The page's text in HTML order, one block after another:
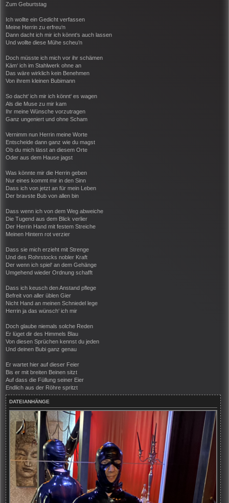
Zum Geburtstag
Ich wollte ein Gedicht verfassen
Meine Herrin zu erfreu‘n
Dann dacht ich mir ich könnt‘s auch lassen
Und wollte diese Mühe scheu’n
Doch müsste ich mich vor ihr schämen
Käm‘ ich im Stahlwerk ohne an
Das wäre wirklich kein Benehmen
Von ihrem kleinen Bubimann
So dacht‘ ich mir ich könnt‘ es wagen
Als die Muse zu mir kam
Ihr meine Wünsche vorzutragen
Ganz ungeniert und ohne Scham
Vernimm nun Herrin meine Worte
Entscheide dann ganz wie du magst
Ob du mich lässt an diesem Orte
Oder aus dem Hause jagst
Was könnte mir die Herrin geben
Nur eines kommt mir in den Sinn
Dass ich von jetzt an für mein Leben
Der bravste Bub von allen bin
Dass wenn ich von dem Weg abweiche
Die Tugend aus dem Blick verlier
Der Herrin Hand mit festem Streiche
Meinen Hintern rot verzier
Dass sie mich erzieht mit Strenge
Und des Rohrstocks nobler Kraft
Der wenn ich spiel‘ an dem Gehänge
Umgehend wieder Ordnung schafft
Dass ich keusch den Anstand pflege
Befreit von aller üblen Gier
Nicht Hand an meinen Schniedel lege
Herrin ja das wünsch‘ ich mir
Doch glaube niemals solche Reden
Er lüget dir des Himmels Blau
Von diesen Sprüchen kennst du jeden
Und deinen Bubi ganz genau
Er wartet hier auf dieser Feier
Bis er mit breiten Beinen sitzt
Auf dass die Füllung seiner Eier
Endlich aus der Röhre spritzt
DATEIANHÄNGE